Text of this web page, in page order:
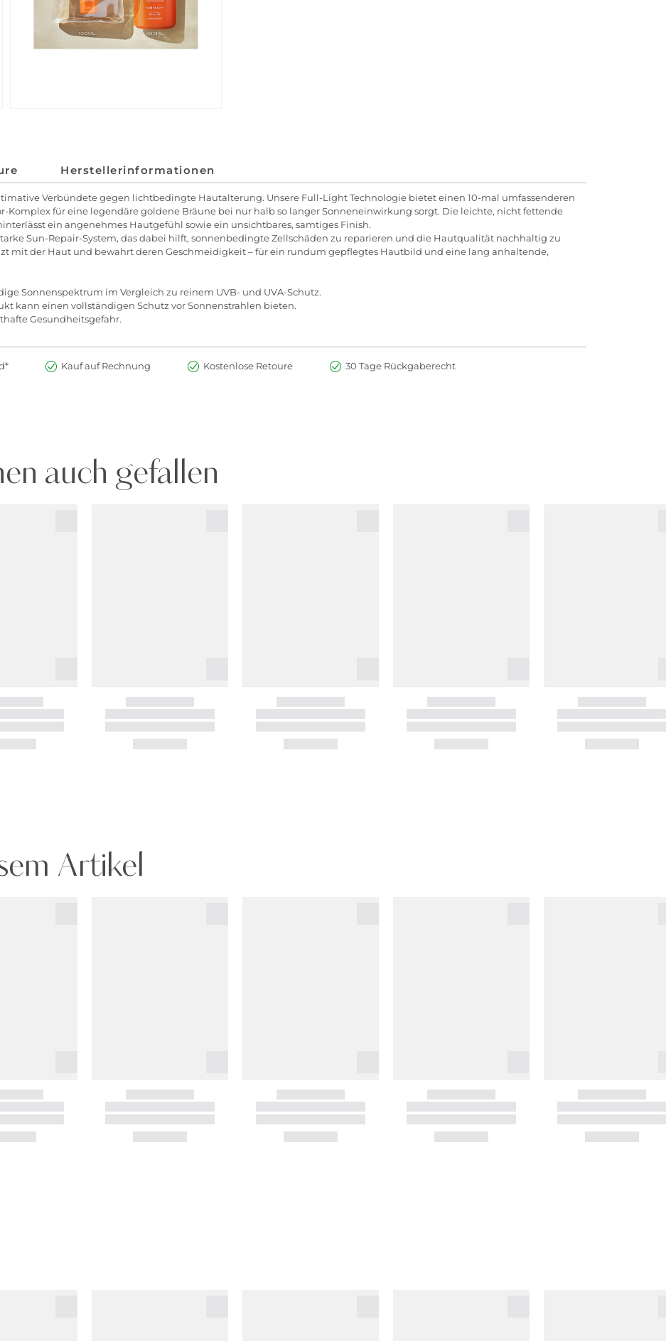
Herstellerinformationen
Verbündete gegen lichtbedingte Hautalterung. Unsere Full-Light Technologie bietet einen 10-mal umfassenderen
Komplex für eine legendäre goldene Bräune bei nur halb so langer Sonneneinwirkung sorgt. Die leichte, nicht fettende
ein angenehmes Hautgefühl sowie ein unsichtbares, samtiges Finish.
Sun-Repair-System, das dabei hilft, sonnenbedingte Zellschäden zu reparieren und die Hautqualität nachhaltig zu
mit der Haut und bewahrt deren Geschmeidigkeit – für ein rundum gepflegtes Hautbild und eine lang anhaltende,
Sonnenspektrum im Vergleich zu reinem UVB- und UVA-Schutz.
kann einen vollständigen Schutz vor Sonnenstrahlen bieten.
Gesundheitsgefahr.
Kauf auf Rechnung Kostenlose Retoure 30 Tage Rückgaberecht
auch gefallen
Artikel